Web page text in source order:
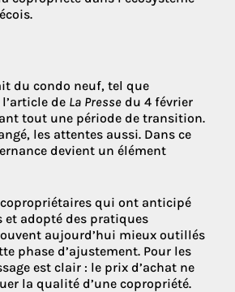
du condo neuf, tel que
de La Presse du 4 février
tout une période de transition.
les attentes aussi. Dans ce
devient un élément
qui ont anticipé
et adopté des pratiques
aujourd’hui mieux outillés
phase d’ajustement. Pour les
est clair : le prix d’achat ne
la qualité d’une copropriété.